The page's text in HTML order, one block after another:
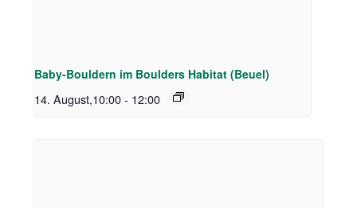
Baby-Bouldern im Boulders Habitat (Beuel)
14. August,10:00 - 12:00